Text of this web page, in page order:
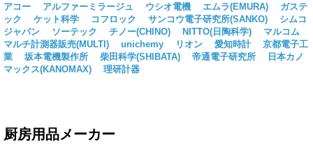
アコー アルファーミラージュ ウシオ電機 エムラ(EMURA)
ガステ
ック
ケット科学 コフロック サンコウ電子研究所(SANKO)
シムコ
ジャパン
ソーテック チノー(CHINO) NITTO(日陶科学)
マルコム
マルチ計測器販売(MULTI)
unichemy リオン 愛知時計
京都電子工
業
坂本電機製作所 柴田科学(SHIBATA) 帝通電子研究所
日本カノ
マックス(KANOMAX)
理研計器
厨房用品メーカー